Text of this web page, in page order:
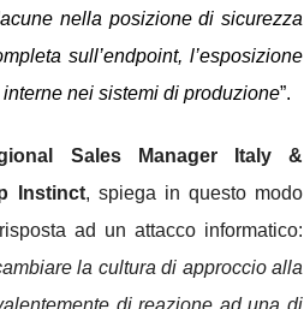
nella posizione di sicurezza
sull’endpoint, l’esposizione
nei sistemi di produzione”.
Sales Manager Italy &
Instinct, spiega in questo modo
ad un attacco informatico:
la cultura di approccio alla
di reazione ad una di